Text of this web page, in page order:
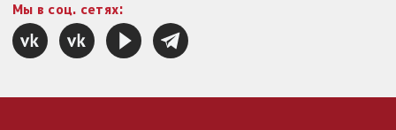
Мы в соц. сетях: